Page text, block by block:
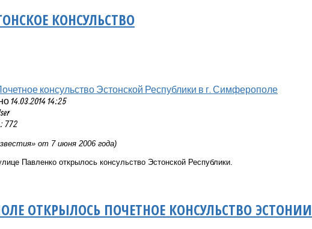
КОНСУЛЬСТВО
консульство Эстонской Республики в г. Симферополе
14:25
772
от 7 июня 2006 года)
Павленко открылось консульство Эстонской Республики.
ОТКРЫЛОСЬ ПОЧЕТНОЕ КОНСУЛЬСТВО ЭСТОНИИ